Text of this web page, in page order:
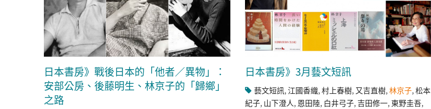
日本書房》戰後日本的「他者／異物」：
安部公房、後藤明生、林京子的「歸鄉」
之路
日本書房》3月藝文短訊
藝文短訊,江國香織,村上春樹,又吉直樹,林京子,松本
紀子,山下澄人,恩田陸, 白井弓子,吉田修一,東野圭吾,